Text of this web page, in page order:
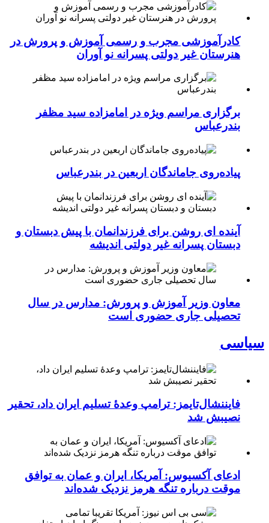
کادرآموزشی مجرب و رسمی آموزش و پرورش در
هنرستان غیر دولتی پسرانه نو آوران
برگزاری مراسم ویژه در امامزاده سید مظفر
بندرعباس
پیاده‌روی جاماندگان اربعین در بندرعباس
آینده ای روشن برای فرزندانمان با پیش دبستان و
دبستان پسرانه غیر دولتی اندیشه
معاون وزیر آموزش و پرورش: مدارس در سال
تحصیلی جاری حضوری است
سیاسی
فایننشال‌تایمز: ترامپ وعدۀ تسلیم ایران داد، تحقیر
نصیبش شد
ادعای آکسیوس: آمریکا، ایران و عمان به توافق
موقت درباره تنگه هرمز نزدیک شده‌اند